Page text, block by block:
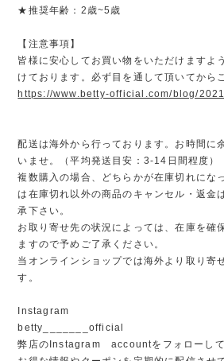
★推奨年齢：2歳~5歳
【注意事項】
皆様に安心してお買い物をいただけますよ
けております。必ず目を通して頂いてから
https://www.betty-official.com/blog/
配送は海外から行っております。お時間に
いませ。（平均発送目安：3-14日間程度）
複数購入の場合、どちらかが在庫切れにな
は在庫切れ以外の商品のキャンセル・返金
承下さい。
お取り寄せ先の状況によっては、在庫を確
ますので予めご了承ください。
当オンラインショップでは海外より取り寄
す。
Instagram
betty_______official
弊店のInstagram accountをフォローして